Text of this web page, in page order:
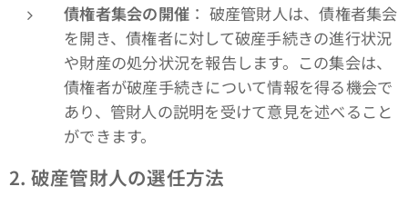
債権者集会の開催 ： 破産管財人は、債権者集会
を開き、債権者に対して破産手続きの進行状況
や財産の処分状況を報告します。この集会は、
債権者が破産手続きについて情報を得る機会で
あり、管財人の説明を受けて意見を述べること
ができます。
2. 破産管財人の選任方法